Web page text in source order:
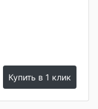
Купить в 1 клик